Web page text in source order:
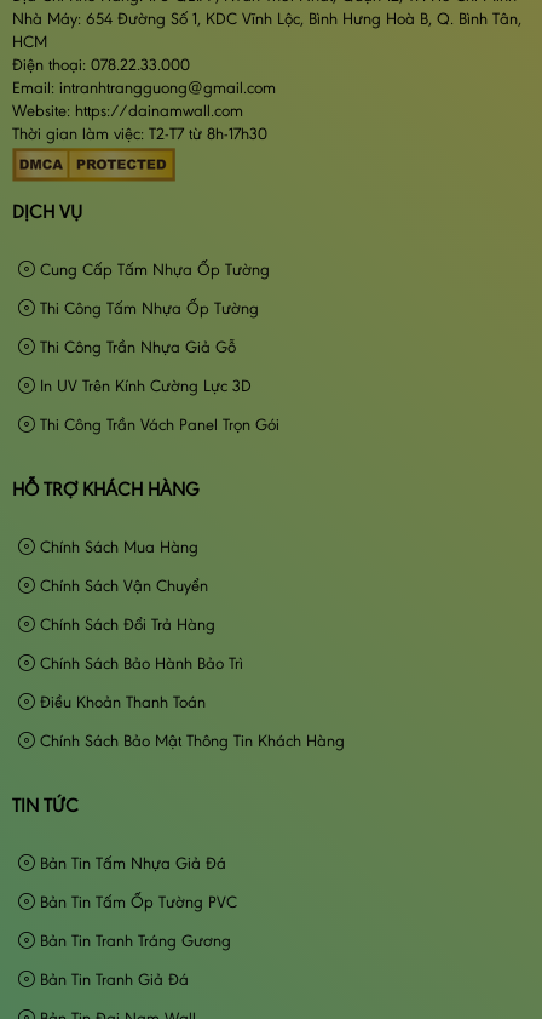
Nhà Máy: 654 Đường Số 1, KDC Vĩnh Lộc, Bình Hưng Hoà B, Q. Bình Tân,
HCM
Điện thoại: 078.22.33.000
Email: intranhtrangguong@gmail.com
Website: https://dainamwall.com
Thời gian làm việc: T2-T7 từ 8h-17h30
DỊCH VỤ
Cung Cấp Tấm Nhựa Ốp Tường
Thi Công Tấm Nhựa Ốp Tường
Thi Công Trần Nhựa Giả Gỗ
In UV Trên Kính Cường Lực 3D
Thi Công Trần Vách Panel Trọn Gói
HỖ TRỢ KHÁCH HÀNG
Chính Sách Mua Hàng
Chính Sách Vận Chuyển
Chính Sách Đổi Trả Hàng
Chính Sách Bảo Hành Bảo Trì
Điều Khoản Thanh Toán
Chính Sách Bảo Mật Thông Tin Khách Hàng
TIN TỨC
Bản Tin Tấm Nhựa Giả Đá
Bản Tin Tấm Ốp Tường PVC
Bản Tin Tranh Tráng Gương
Bản Tin Tranh Giả Đá